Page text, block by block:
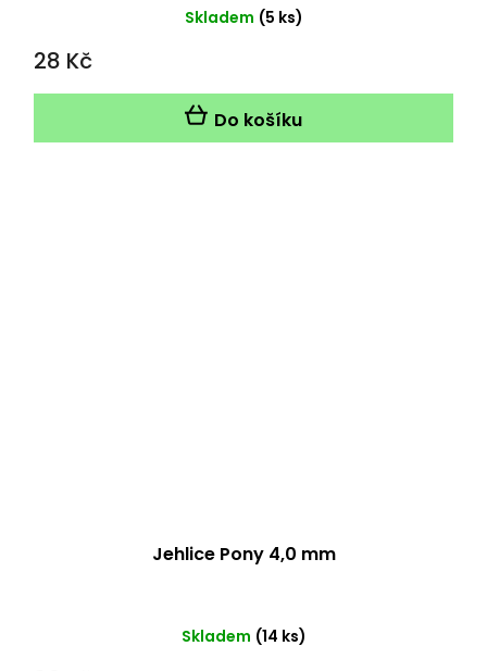
Skladem (5 ks)
28 Kč
Do košíku
Jehlice Pony 4,0 mm
Skladem (14 ks)